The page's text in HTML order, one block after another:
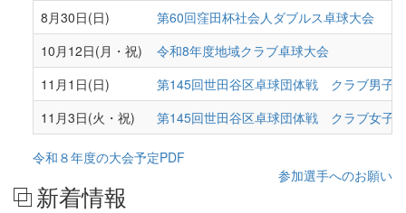
8月30日(日)
第60回窪田杯社会人ダブルス卓球大会
10月12日(月・祝)
令和8年度地域クラブ卓球大会
11月1日(日)
第145回世田谷区卓球団体戦 クラブ男子
11月3日(火・祝)
第145回世田谷区卓球団体戦 クラブ女子
令和８年度の大会予定PDF
参加選手へのお願い
新着情報